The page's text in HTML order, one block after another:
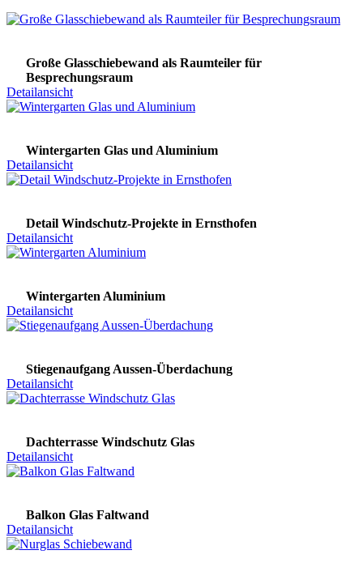
Große Glasschiebewand als Raumteiler für
Besprechungsraum
Detailansicht
Wintergarten Glas und Aluminium
Detailansicht
Detail Windschutz-Projekte in Ernsthofen
Detailansicht
Wintergarten Aluminium
Detailansicht
Stiegenaufgang Aussen-Überdachung
Detailansicht
Dachterrasse Windschutz Glas
Detailansicht
Balkon Glas Faltwand
Detailansicht